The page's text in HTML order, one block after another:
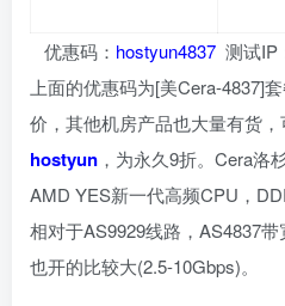
优惠码： hostyun4837 测试IP
上面的优惠码为[美Cera-4837]
价，其他机房产品也大量有货，
hostyun ，为永久9折。Cera洛
AMD YES新一代高频CPU，
相对于AS9929线路，AS4837
也开的比较大(2.5-10Gbps)。